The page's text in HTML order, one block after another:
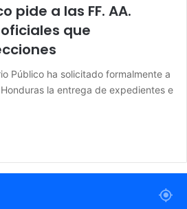
pide a las FF. AA.
que
Público ha solicitado formalmente a
la entrega de expedientes e